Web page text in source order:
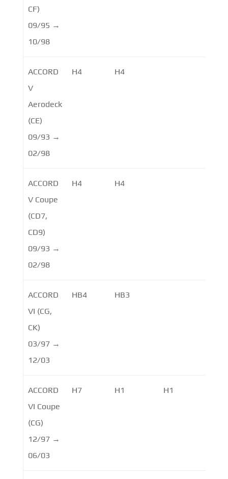
CF)
09/95 →
10/98
ACCORD
V
Aerodeck
(CE)
09/93 →
02/98
H4 H4
ACCORD
V Coupe
(CD7,
CD9)
09/93 →
02/98
H4 H4
ACCORD
VI (CG,
CK)
03/97 →
12/03
HB4 HB3
ACCORD
VI Coupe
(CG)
12/97 →
06/03
H7 H1 H1